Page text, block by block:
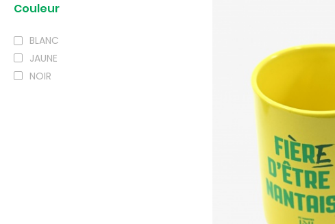
Couleur
BLANC
JAUNE
NOIR